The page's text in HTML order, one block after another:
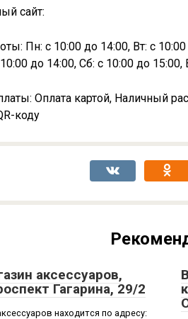
сайт:
Пн: с 10:00 до 14:00, Вт: с
до 14:00, Сб: с 10:00 до
Оплата картой, Наличный
коду
аксессуаров,
Гагарина, 29/2
находится по адресу: